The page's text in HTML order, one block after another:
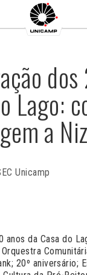
Lago:
a
Unicamp
anos da Casa do
20º aniversário;